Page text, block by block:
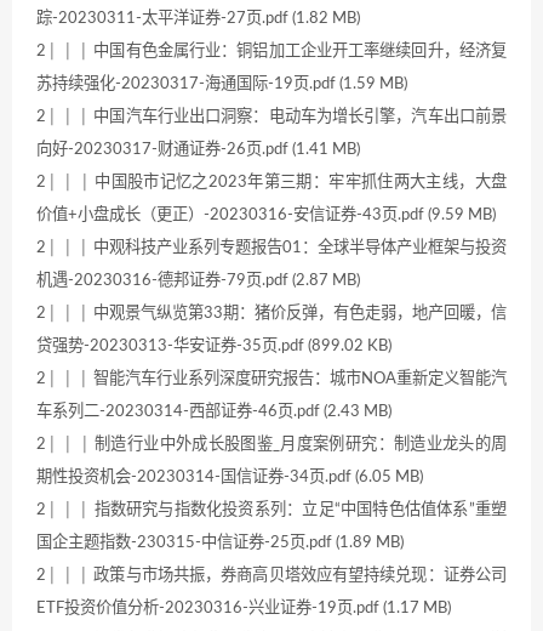
踪-20230311-太平洋证券-27页.pdf (1.82 MB)
2│ │ │ 中国有色金属行业：铜铝加工企业开工率继续回升，经济复
苏持续强化-20230317-海通国际-19页.pdf (1.59 MB)
2│ │ │ 中国汽车行业出口洞察：电动车为增长引擎，汽车出口前景
向好-20230317-财通证券-26页.pdf (1.41 MB)
2│ │ │ 中国股市记忆之2023年第三期：牢牢抓住两大主线，大盘
价值+小盘成长（更正）-20230316-安信证券-43页.pdf (9.59 MB)
2│ │ │ 中观科技产业系列专题报告01：全球半导体产业框架与投资
机遇-20230316-德邦证券-79页.pdf (2.87 MB)
2│ │ │ 中观景气纵览第33期：猪价反弹，有色走弱，地产回暖，信
贷强势-20230313-华安证券-35页.pdf (899.02 KB)
2│ │ │ 智能汽车行业系列深度研究报告：城市NOA重新定义智能汽
车系列二-20230314-西部证券-46页.pdf (2.43 MB)
2│ │ │ 制造行业中外成长股图鉴_月度案例研究：制造业龙头的周
期性投资机会-20230314-国信证券-34页.pdf (6.05 MB)
2│ │ │ 指数研究与指数化投资系列：立足“中国特色估值体系”重塑
国企主题指数-230315-中信证券-25页.pdf (1.89 MB)
2│ │ │ 政策与市场共振，券商高贝塔效应有望持续兑现：证券公司
ETF投资价值分析-20230316-兴业证券-19页.pdf (1.17 MB)